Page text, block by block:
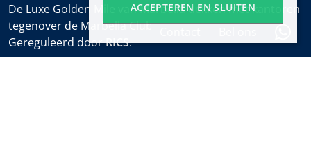
De Luxe Golden Mile van Marbella dekken met kantoren
tegenover de Marbella Club en bij het Puente Romano.
Gereguleerd doorRICS.
ACCEPTEREN EN SLUITEN